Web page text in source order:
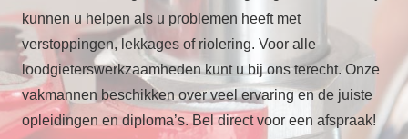
kunnen u helpen als u problemen heeft met
verstoppingen, lekkages of riolering. Voor alle
loodgieterswerkzaamheden kunt u bij ons terecht. Onze
vakmannen beschikken over veel ervaring en de juiste
opleidingen en diploma’s. Bel direct voor een afspraak!